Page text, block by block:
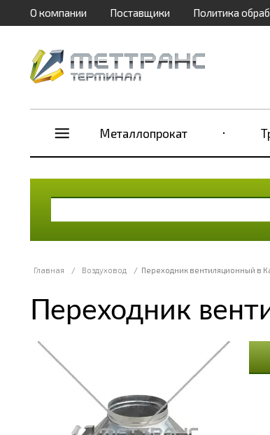
О компании Поставщики Политика
Металлопрокат
Главная / Воздуховод / Переходник вентиляционный в
Переходник